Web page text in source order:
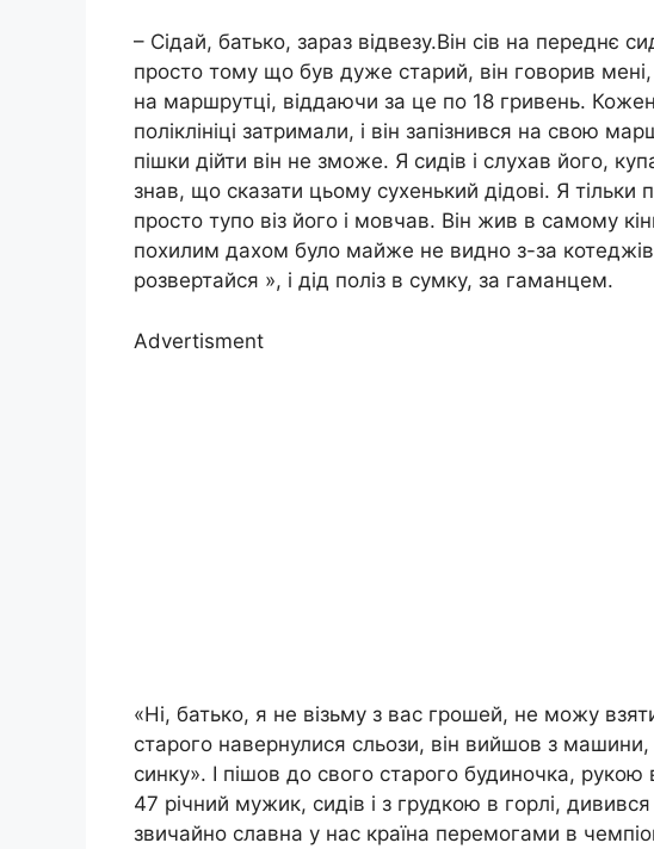
– Сідай, батько, зараз відвезу.Він сів на переднє
просто тому що був дуже старий, він говорив мені,
на маршрутці, віддаючи за це по 18 гривень.
поліклініці затримали, і він запізнився на свою
пішки дійти він не зможе. Я сидів і слухав його,
знав, що сказати цьому сухенький дідові. Я тільки
просто тупо віз його і мовчав. Він жив в самому
похилим дахом було майже не видно з-за котеджів
розвертайся », і дід поліз в сумку, за гаманцем.
Advertisment
«Ні, батько, я не візьму з вас грошей, не можу
старого навернулися сльози, він вийшов з машини,
синку». І пішов до свого старого будиночка,
47 річний мужик, сидів і з грудкою в горлі,
звичайно славна у нас країна перемогами в